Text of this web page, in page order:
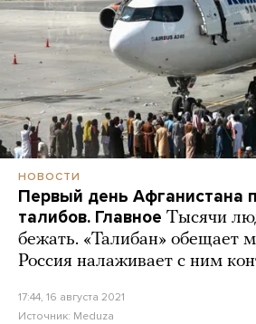
НОВОСТИ
Первый день Афганистана
талибов. Главное Тысячи
бежать. «Талибан» обещает
Россия налаживает с ним
17:44, 16 августа 2021
Источник: Meduza